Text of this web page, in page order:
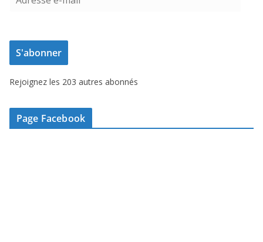
e
s
e
-
m
S'abonner
Rejoignez les 203 autres abonnés
Page Facebook